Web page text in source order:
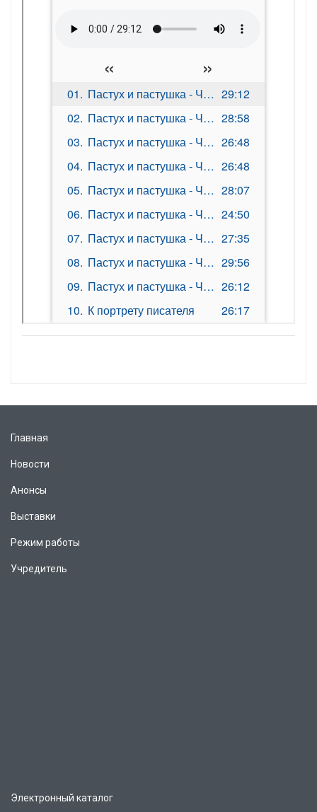
Главная
Новости
Анонсы
Выставки
Режим работы
Учредитель
Электронный каталог